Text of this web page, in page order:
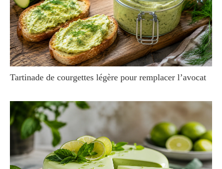
Tartinade de courgettes légère pour remplacer l’avocat